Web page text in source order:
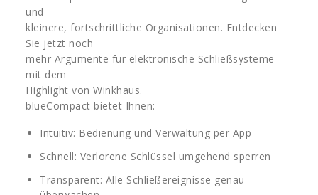
und
kleinere, fortschrittliche Organisationen. Entdecken
Sie jetzt noch
mehr Argumente für elektronische Schließsysteme
mit dem
Highlight von Winkhaus.
blueCompact bietet Ihnen:
Intuitiv: Bedienung und Verwaltung per App
Schnell: Verlorene Schlüssel umgehend sperren
Transparent: Alle Schließereignisse genau